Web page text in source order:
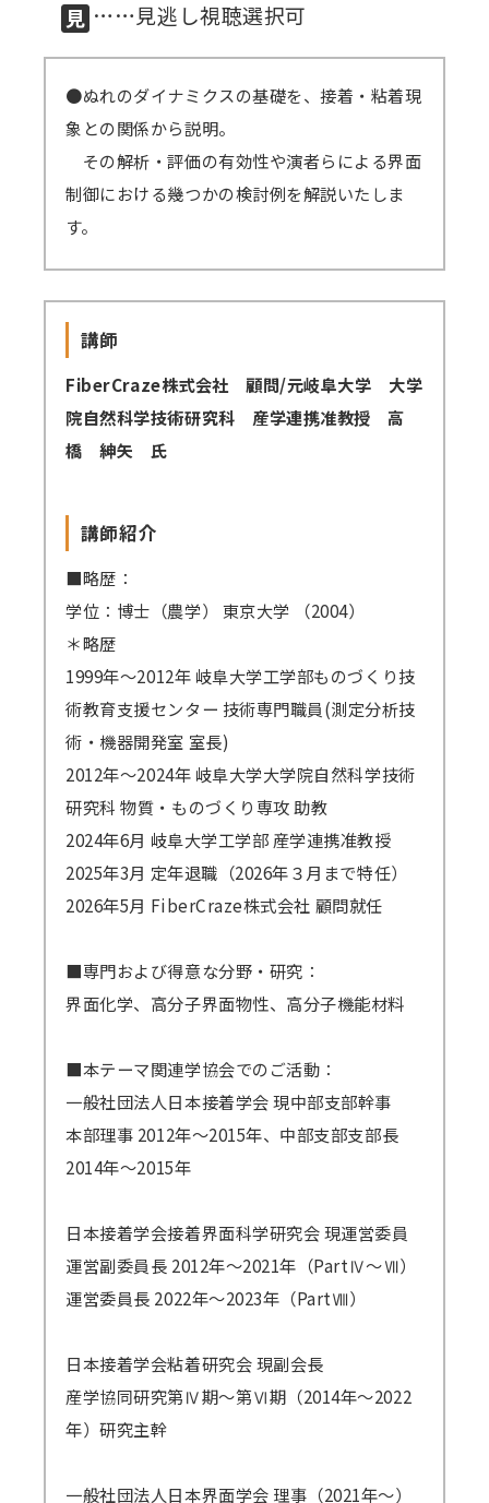
コラム・取材
FAQ/問い合わせ先
お申し込み・振込要領
商品企画リクエスト
メルマガ登録
……見逃し視聴選択可
●ぬれのダイナミクスの基礎を、接着・粘着現
象との関係から説明。
その解析・評価の有効性や演者らによる界面
制御における幾つかの検討例を解説いたしま
す。
講師
FiberCraze株式会社 顧問/元岐阜大学 大学
院自然科学技術研究科 産学連携准教授 高
橋 紳矢 氏
講師紹介
■略歴：
学位：博士（農学） 東京大学 （2004）
＊略歴
1999年～2012年 岐阜大学工学部ものづくり技
術教育支援センター 技術専門職員(測定分析技
術・機器開発室 室長)
2012年～2024年 岐阜大学大学院自然科学技術
研究科 物質・ものづくり専攻 助教
2024年6月 岐阜大学工学部 産学連携准教授
2025年3月 定年退職（2026年３月まで特任）
2026年5月 FiberCraze株式会社 顧問就任
■専門および得意な分野・研究：
界面化学、高分子界面物性、高分子機能材料
■本テーマ関連学協会でのご活動：
一般社団法人日本接着学会 現中部支部幹事
本部理事 2012年～2015年、中部支部支部長
2014年～2015年
日本接着学会接着界面科学研究会 現運営委員
運営副委員長 2012年～2021年（PartⅣ～Ⅶ）
運営委員長 2022年～2023年（PartⅧ）
日本接着学会粘着研究会 現副会長
産学協同研究第Ⅳ期～第Ⅵ期（2014年～2022
年）研究主幹
一般社団法人日本界面学会 理事（2021年～）